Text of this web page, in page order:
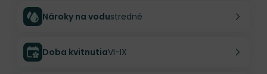
Nároky na vodustredné
Doba kvitnutiaVI-IX